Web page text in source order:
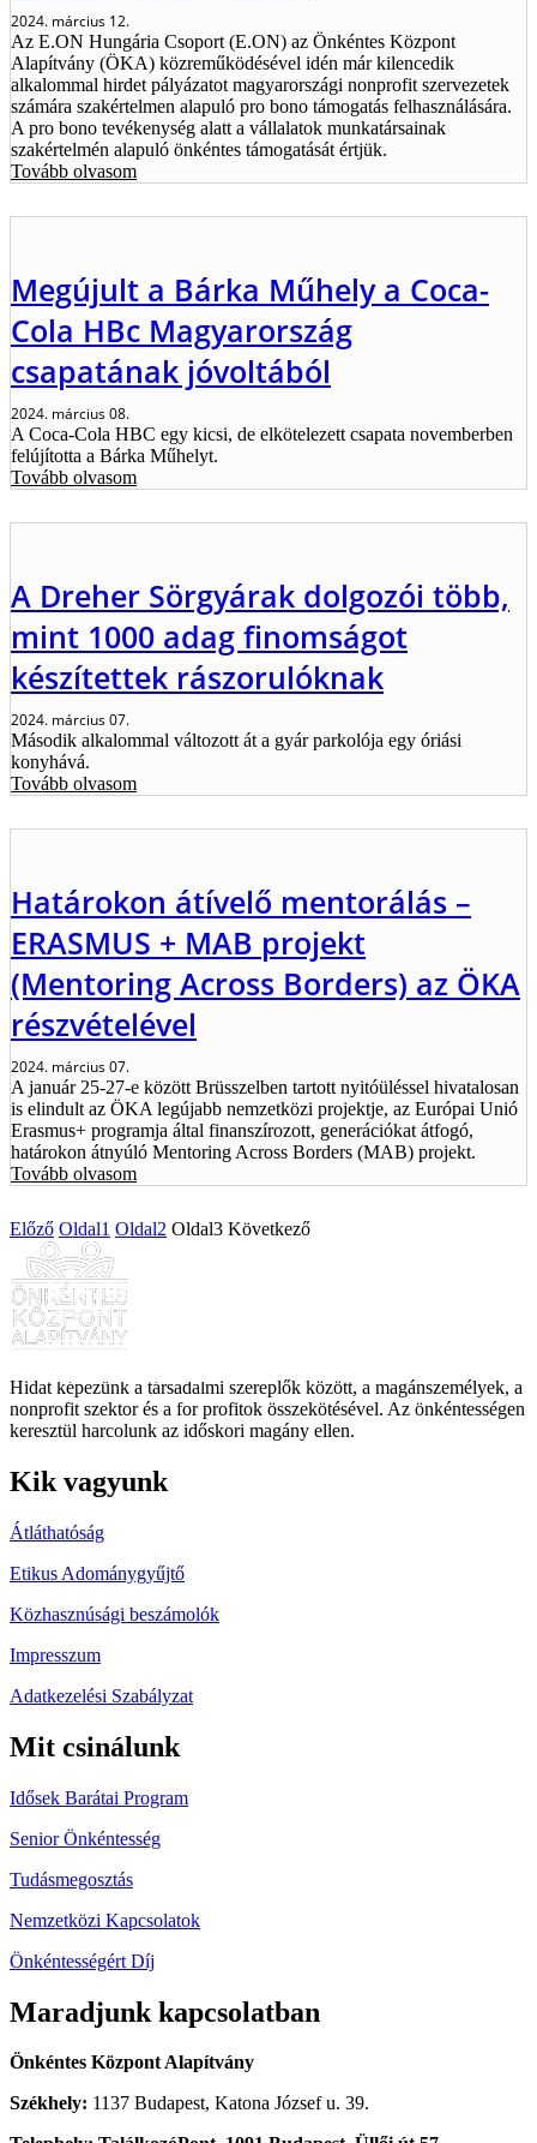
2024. március 12.
Az E.ON Hungária Csoport (E.ON) az Önkéntes Központ
Alapítvány (ÖKA) közreműködésével idén már kilencedik
alkalommal hirdet pályázatot magyarországi nonprofit szervezetek
számára szakértelmen alapuló pro bono támogatás felhasználására.
A pro bono tevékenység alatt a vállalatok munkatársainak
szakértelmén alapuló önkéntes támogatását értjük.
Tovább olvasom
Megújult a Bárka Műhely a Coca-
Cola HBc Magyarország
csapatának jóvoltából
2024. március 08.
A Coca-Cola HBC egy kicsi, de elkötelezett csapata novemberben
felújította a Bárka Műhelyt.
Tovább olvasom
A Dreher Sörgyárak dolgozói több,
mint 1000 adag finomságot
készítettek rászorulóknak
2024. március 07.
Második alkalommal változott át a gyár parkolója egy óriási
konyhává.
Tovább olvasom
Határokon átívelő mentorálás –
ERASMUS + MAB projekt
(Mentoring Across Borders) az ÖKA
részvételével
2024. március 07.
A január 25-27-e között Brüsszelben tartott nyitóüléssel hivatalosan
is elindult az ÖKA legújabb nemzetközi projektje, az Európai Unió
Erasmus+ programja által finanszírozott, generációkat átfogó,
határokon átnyúló Mentoring Across Borders (MAB) projekt.
Tovább olvasom
Előző Oldal1 Oldal2 Oldal3 Következő
Tartozz Te is egy elkötelezett segítő közösséghez egy fontos
társadalmi ügy érdekében! Legyél Te is önkéntes!
Köszönjük támogatásod!
Hidat képezünk a társadalmi szereplők között, a magánszemélyek, a
nonprofit szektor és a for profitok összekötésével. Az önkéntességen
keresztül harcolunk az időskori magány ellen.
Kik vagyunk
Átláthatóság
Etikus Adománygyűjtő
Közhasznúsági beszámolók
Impresszum
Adatkezelési Szabályzat
Mit csinálunk
Idősek Barátai Program
Senior Önkéntesség
Tudásmegosztás
Nemzetközi Kapcsolatok
Önkéntességért Díj
Maradjunk kapcsolatban
Önkéntes Központ Alapítvány
Székhely: 1137 Budapest, Katona József u. 39.